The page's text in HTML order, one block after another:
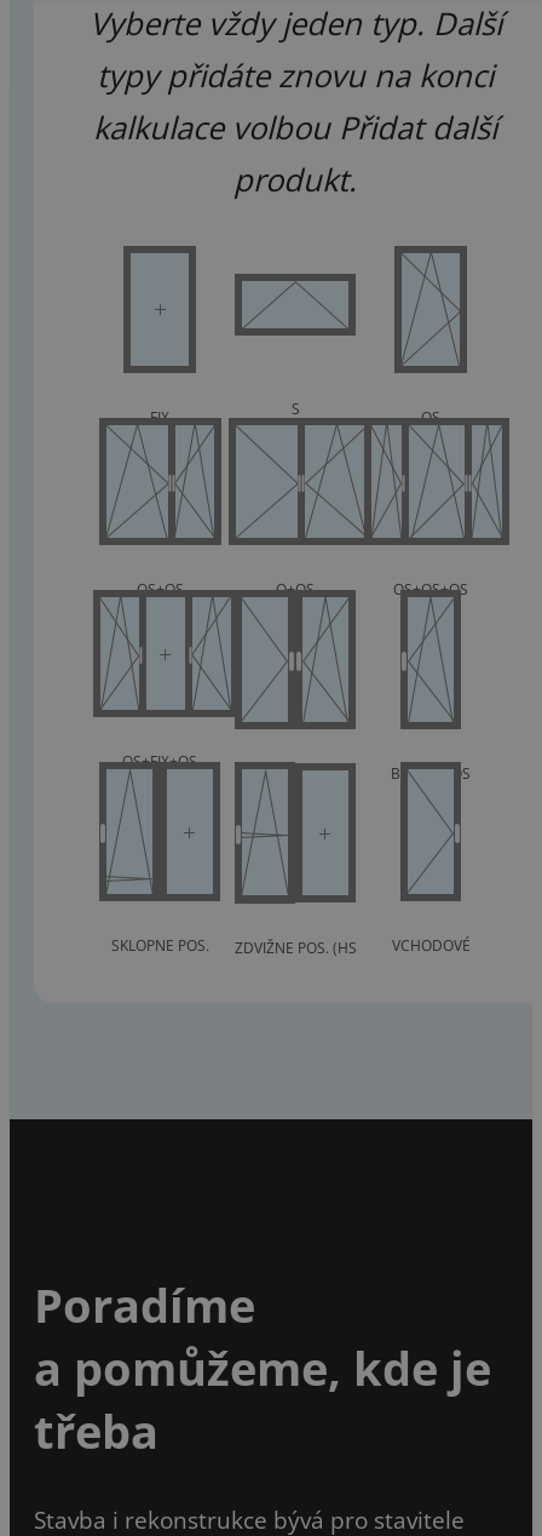
Vyberte vždy jeden typ. Další
typy přidáte znovu na konci
kalkulace volbou Přidat další
produkt.
FIX S OS
OS+OS O+OS OS+OS+OS
OS+FIX+OS
BALKON O+OS BALKON OS
SKLOPNE POS.
ZDVIŽNE POS. (HS
VCHODOVÉ
Poradíme
a pomůžeme, kde je
třeba
Stavba i rekonstrukce bývá pro stavitele